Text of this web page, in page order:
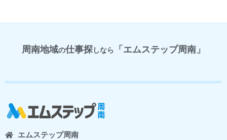
周南地域の仕事探しなら 「エムステップ周南」
エムステップ周南